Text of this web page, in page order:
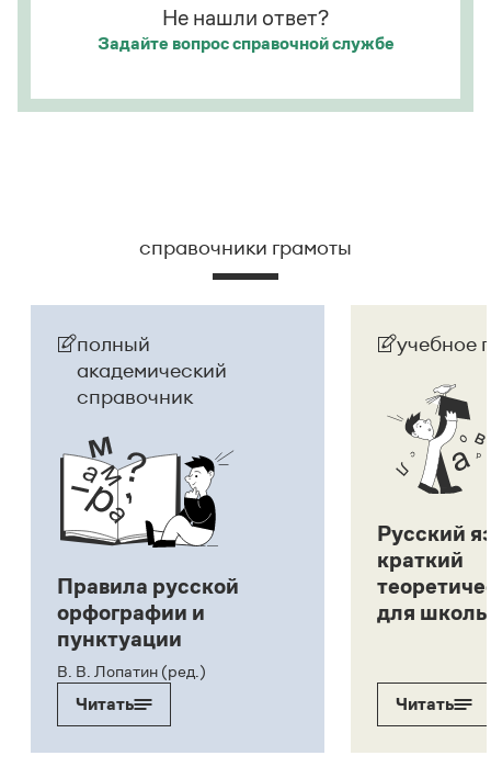
именительном падеже имеет форму
склоняется:Анна Танчина, тетрадь Анны
Страница ответа
Не нашли ответ?
Задайте вопроссправочной службе
справочники грамоты
полный
академический
справочник
Правила русской
орфографии и
пунктуации
В. В. Лопатин (ред.)
Читать
учебное
Русский
краткий
для
Читать